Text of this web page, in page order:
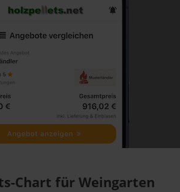
Chart für Weingarten